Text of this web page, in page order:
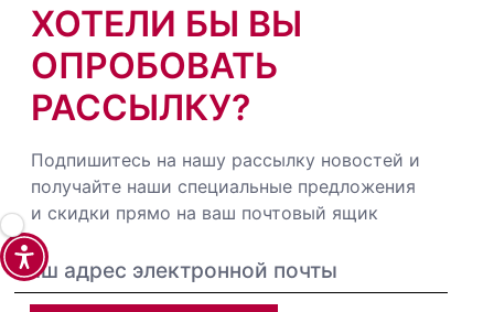
ХОТЕЛИ БЫ ВЫ
ОПРОБОВАТЬ
РАССЫЛКУ?
Подпишитесь на нашу рассылку новостей и
получайте наши специальные предложения
и скидки прямо на ваш почтовый ящик